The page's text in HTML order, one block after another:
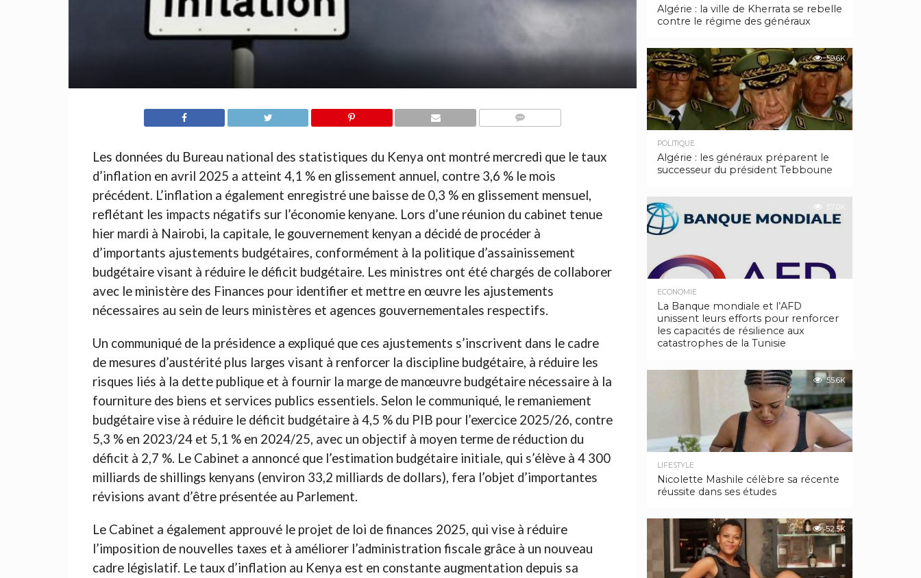
Les données du Bureau national des statistiques du Kenya ont montré mercredi que le taux
d’inflation en avril 2025 a atteint 4,1 % en glissement annuel, contre 3,6 % le mois
précédent. L’inflation a également enregistré une baisse de 0,3 % en glissement mensuel,
reflétant les impacts négatifs sur l’économie kenyane. Lors d’une réunion du cabinet tenue
hier mardi à Nairobi, la capitale, le gouvernement kenyan a décidé de procéder à
d’importants ajustements budgétaires, conformément à la politique d’assainissement
budgétaire visant à réduire le déficit budgétaire. Les ministres ont été chargés de collaborer
avec le ministère des Finances pour identifier et mettre en œuvre les ajustements
nécessaires au sein de leurs ministères et agences gouvernementales respectifs.
Un communiqué de la présidence a expliqué que ces ajustements s’inscrivent dans le cadre
de mesures d’austérité plus larges visant à renforcer la discipline budgétaire, à réduire les
risques liés à la dette publique et à fournir la marge de manœuvre budgétaire nécessaire à la
fourniture des biens et services publics essentiels. Selon le communiqué, le remaniement
budgétaire vise à réduire le déficit budgétaire à 4,5 % du PIB pour l’exercice 2025/26, contre
5,3 % en 2023/24 et 5,1 % en 2024/25, avec un objectif à moyen terme de réduction du
déficit à 2,7 %. Le Cabinet a annoncé que l’estimation budgétaire initiale, qui s’élève à 4 300
milliards de shillings kenyans (environ 33,2 milliards de dollars), fera l’objet d’importantes
révisions avant d’être présentée au Parlement.
Le Cabinet a également approuvé le projet de loi de finances 2025, qui vise à réduire
l’imposition de nouvelles taxes et à améliorer l’administration fiscale grâce à un nouveau
cadre législatif. Le taux d’inflation au Kenya est en constante augmentation depuis sa
Algérie : la ville de Kherrata se rebelle
contre le régime des généraux
59.6K
POLITIQUE
Algérie : les généraux préparent le
successeur du président Tebboune
57.0K
ECONOMIE
La Banque mondiale et l’AFD
unissent leurs efforts pour renforcer
les capacités de résilience aux
catastrophes de la Tunisie
55.6K
LIFESTYLE
Nicolette Mashile célèbre sa récente
réussite dans ses études
52.5K